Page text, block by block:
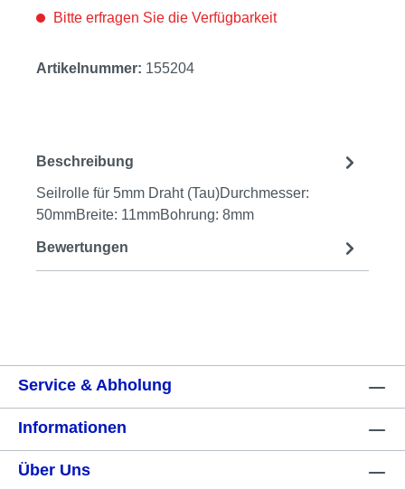
Bitte erfragen Sie die Verfügbarkeit
Artikelnummer: 155204
Beschreibung
Seilrolle für 5mm Draht (Tau)Durchmesser:
50mmBreite: 11mmBohrung: 8mm
Bewertungen
Service & Abholung
Informationen
Über Uns